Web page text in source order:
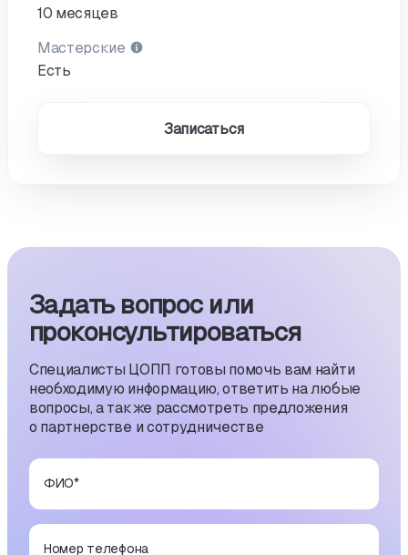
10 месяцев
Мастерские
Есть
Записаться
Задать вопрос или
проконсуль­тиро­ваться
Специалисты ЦОПП готовы помочь вам найти
необходимую информацию, ответить на любые
вопросы, а также рассмотреть предложения
о партнерстве и сотрудничестве
ФИО*
Номер телефона